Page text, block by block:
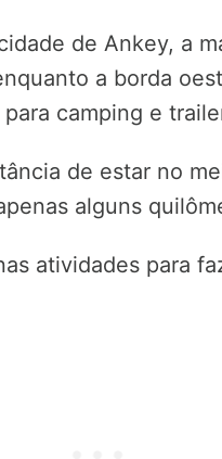
de Ankey, a
a borda
camping e
de estar no
alguns
atividades para